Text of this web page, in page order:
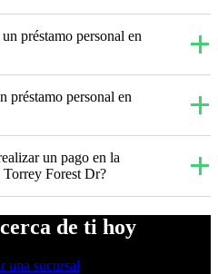
préstamo personal en
préstamo personal en
un pago en la
Forest Dr?
de ti hoy
una sucursal